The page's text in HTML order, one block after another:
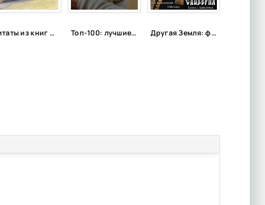
Цитаты из книг и фильмов, которые помогут не сдаться в трудную минуту или после неудачи Топ-100: лучшие цитаты из популярных книг Другая Земля: фантастика с альтернативной историей